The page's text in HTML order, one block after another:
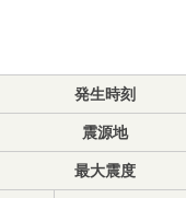
発生時刻
震源地
最大震度